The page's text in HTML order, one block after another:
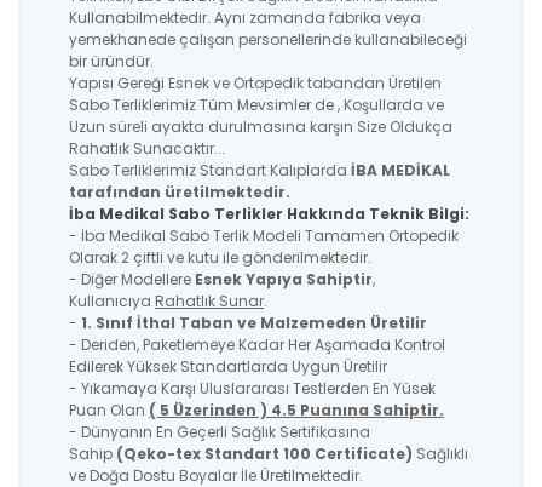
Kullanabilmektedir. Aynı zamanda fabrika veya
yemekhanede çalışan personellerinde kullanabileceği
bir üründür.
Yapısı Gereği Esnek ve Ortopedik tabandan Üretilen
Sabo Terliklerimiz Tüm Mevsimler de , Koşullarda ve
Uzun süreli ayakta durulmasına karşın Size Oldukça
Rahatlık Sunacaktır...
Sabo Terliklerimiz Standart Kalıplarda İBA MEDİKAL
tarafından üretilmektedir.
İba Medikal Sabo Terlikler Hakkında Teknik Bilgi:
- İba Medikal Sabo Terlik Modeli Tamamen Ortopedik
Olarak 2 çiftli ve kutu ile gönderilmektedir.
- Diğer Modellere Esnek Yapıya Sahiptir,
Kullanıcıya Rahatlık Sunar.
- 1. Sınıf İthal Taban ve Malzemeden Üretilir
- Deriden, Paketlemeye Kadar Her Aşamada Kontrol
Edilerek Yüksek Standartlarda Uygun Üretilir
- Yıkamaya Karşı Uluslararası Testlerden En Yüsek
Puan Olan ( 5 Üzerinden ) 4.5 Puanına Sahiptir.
- Dünyanın En Geçerli Sağlık Sertifikasına
Sahip (Qeko-tex Standart 100 Certificate) Sağlıklı
ve Doğa Dostu Boyalar İle Üretilmektedir.